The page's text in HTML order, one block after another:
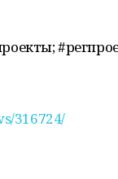
316724/